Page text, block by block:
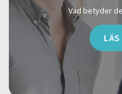
Vad betyder
LÄS